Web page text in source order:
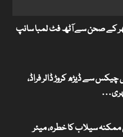
کے صحن سے آٹھ فٹ لمبا سانپ
چیکس سے ڈیڑھ کروڑ ڈالر فراڈ،
ممکنہ سیلاب کا خطرہ، میئر